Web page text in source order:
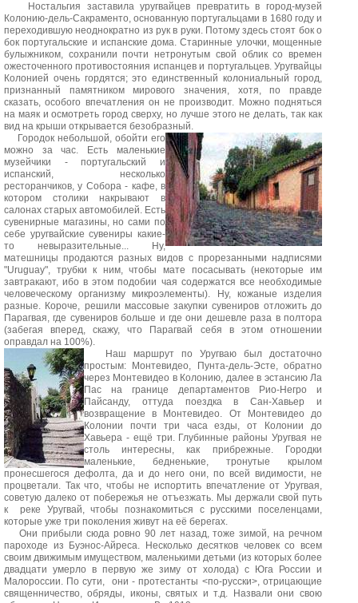
Ностальгия заставила уругвайцев превратить в город-музей
Колонию-дель-Сакраменто, основанную португальцами в 1680 году и
переходившую неоднократно из рук в руки. Потому здесь стоят бок о
бок португальские и испанские дома. Старинные улочки, мощенные
булыжником, сохранили почти нетронутым свой облик со времен
ожесточенного противостояния испанцев и португальцев. Уругвайцы
Колонией очень гордятся; это единственный колониальный город,
признанный памятником мирового значения, хотя, по правде
сказать, особого впечатления он не производит. Можно подняться
на маяк и осмотреть город сверху, но лучше этого не делать, так как
вид на крыши открывается безобразный.
Городок небольшой, обойти его
можно за час. Есть маленькие
музейчики - португальский и
испанский, несколько
ресторанчиков, у Собора - кафе, в
котором столики накрывают в
салонах старых автомобилей. Есть
сувенирные магазины, но сами по
себе уругвайские сувениры какие-
то невыразительные... Ну,
матешницы продаются разных видов с прорезанными надписями
"Uruguay", трубки к ним, чтобы мате посасывать (некоторые им
завтракают, ибо в этом подобии чая содержатся все необходимые
человеческому организму микроэлементы). Ну, кожаные изделия
разные. Короче, решили массовые закупки сувениров отложить до
Парагвая, где сувениров больше и где они дешевле раза в полтора
(забегая вперед, скажу, что Парагвай себя в этом отношении
оправдал на 100%).
Наш маршрут по Уругваю был достаточно
простым: Монтевидео, Пунта-дель-Эсте, обратно
через Монтевидео в Колонию, далее в эстансию Ла
Пас на границе департаментов Рио-Негро и
Пайсанду, оттуда поездка в Сан-Хавьер и
возвращение в Монтевидео. От Монтевидео до
Колонии почти три часа езды, от Колонии до
Хавьера - ещё три. Глубинные районы Уругвая не
столь интересны, как прибрежные. Городки
маленькие, бедненькие, тронутые крылом
пронесшегося дефолта, да и до него они, по всей видимости, не
процветали. Так что, чтобы не испортить впечатление от Уругвая,
советую далеко от побережья не отъезжать. Мы держали свой путь
к реке Уругвай, чтобы познакомиться с русскими поселенцами,
которые уже три поколения живут на её берегах.
Они прибыли сюда ровно 90 лет назад, тоже зимой, на речном
пароходе из Буэнос-Айреса. Несколько десятков человек со всем
своим движимым имуществом, маленькими детьми (из которых более
двадцати умерло в первую же зиму от холода) с Юга России и
Малороссии. По сути, они - протестанты <по-русски>, отрицающие
священничество, обряды, иконы, святых и т.д. Назвали они свою